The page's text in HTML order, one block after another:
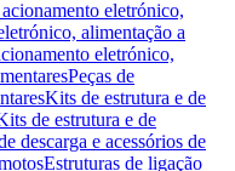
eletrónico,
alimentação a
eletrónico,
Peças de
Kits de estrutura e de
de estrutura e de
descarga e acessórios de
Estruturas de ligação